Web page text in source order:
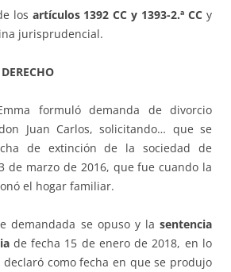
los artículos 1392 CC y 1393-2.ª CC y
jurisprudencial.
formuló demanda de divorcio
Juan Carlos, solicitando… que se
de extinción de la sociedad de
de marzo de 2016, que fue cuando la
el hogar familiar.
demandada se opuso y la sentencia
de fecha 15 de enero de 2018, en lo
como fecha en que se produjo